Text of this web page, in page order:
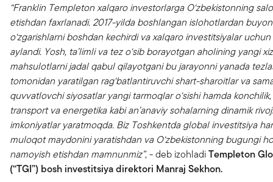
“Franklin Templeton xalqaro investorlarga O‘zbekistonning
etishdan faxrlanadi. 2017-yilda boshlangan islohotlardan
o‘zgarishlarni boshdan kechirdi va xalqaro investitsiyalar
aylandi. Yosh, ta’limli va tez o‘sib borayotgan aholining yangi
mahsulotlarni jadal qabul qilayotgani bu jarayonni yanada
tomonidan yaratilgan rag‘batlantiruvchi shart-sharoitlar va
quvvatlovchi siyosatlar yangi tarmoqlar o‘sishi hamda
transport va energetika kabi an’anaviy sohalarning dinamik
imkoniyatlar yaratmoqda. Biz Toshkentda global investitsiya
muloqot maydonini yaratishdan va O‘zbekistonning bugungi
namoyish etishdan mamnunmiz”, - deb izohladiTempleton
(“TGI”) bosh investitsiya direktori Manraj Sekhon.